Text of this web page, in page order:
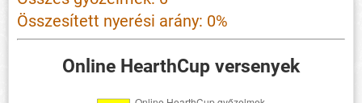
Összesített nyerési arány: 0%
Online HearthCup versenyek